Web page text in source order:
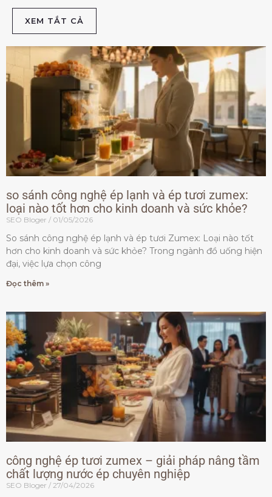
XEM TẮT CẢ
so sánh công nghệ ép lạnh và ép tươi zumex:
loại nào tốt hơn cho kinh doanh và sức khỏe?
SEO Bloger 01/05/2026
So sánh công nghệ ép lạnh và ép tươi Zumex: Loại nào tốt
hơn cho kinh doanh và sức khỏe? Trong ngành đồ uống hiện
đại, việc lựa chọn công
Đọc thêm »
công nghệ ép tươi zumex – giải pháp nâng tầm
chất lượng nước ép chuyên nghiệp
SEO Bloger 27/04/2026